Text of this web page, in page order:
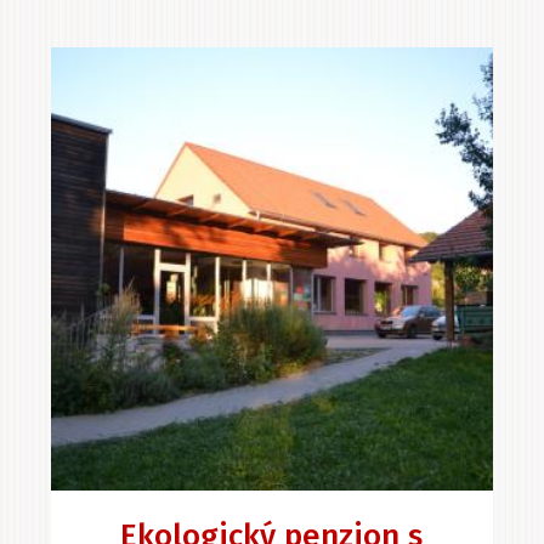
Ekologický penzion s